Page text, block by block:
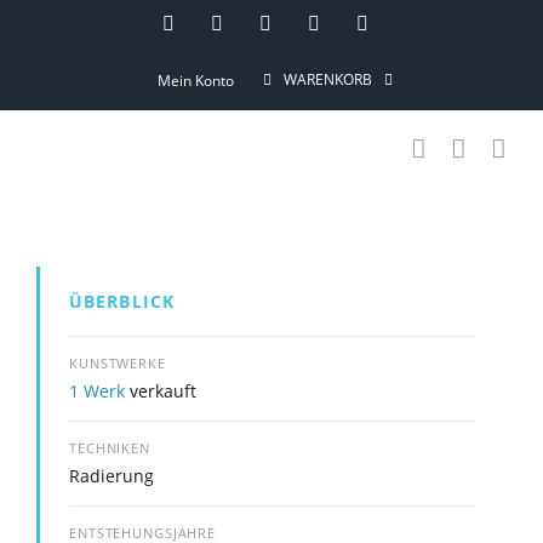
InstagramPinterestFacebookYouTube
Mein Konto WARENKORB
ÜBERBLICK
KUNSTWERKE
1 Werk verkauft
TECHNIKEN
Radierung
ENTSTEHUNGSJAHRE